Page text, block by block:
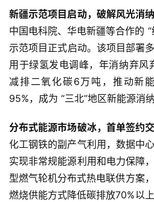
新疆示范项目启动， 破解风光消
中国电科院、华电新疆等合作的
示范项目正式启动。该项目部署
用于绿氢发电调峰，年消纳弃风
减排二氧化碳6万吨，推动新
95%，成为 “三北”地区新能源消
分布式能源市场破冰， 首单签约
化工钢铁的副产气利用，数据中
实现非常规能源利用和电力保障
型燃气轮机分布式热电联供方案
燃烧供能方式降低碳排放70%以